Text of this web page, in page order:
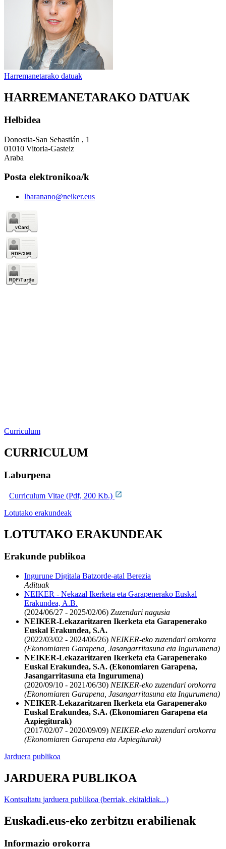
Harremanetarako datuak
HARREMANETARAKO DATUAK
Helbidea
Donostia-San Sebastián , 1
01010 Vitoria-Gasteiz
Araba
Posta elektronikoa/k
lbaranano@neiker.eus
Curriculum
CURRICULUM
Laburpena
Curriculum Vitae (Pdf, 200 Kb.)
Lotutako erakundeak
LOTUTAKO ERAKUNDEAK
Erakunde publikoa
Ingurune Digitala Batzorde-atal Berezia
Adituak
NEIKER - Nekazal Ikerketa eta Garapenerako Euskal
Erakundea, A.B.
(2024/06/27 - 2025/02/06) Zuzendari nagusia
NEIKER-Lekazaritzaren Ikerketa eta Garapenerako
Euskal Erakundea, S.A.
(2022/03/02 - 2024/06/26) NEIKER-eko zuzendari orokorra
(Ekonomiaren Garapena, Jasangarritasuna eta Ingurumena)
NEIKER-Lekazaritzaren Ikerketa eta Garapenerako
Euskal Erakundea, S.A. (Ekonomiaren Garapena,
Jasangarritasuna eta Ingurumena)
(2020/09/10 - 2021/06/30) NEIKER-eko zuzendari orokorra
(Ekonomiaren Garapena, Jasangarritasuna eta Ingurumena)
NEIKER-Lekazaritzaren Ikerketa eta Garapenerako
Euskal Erakundea, S.A. (Ekonomiaren Garapena eta
Azpiegiturak)
(2017/02/07 - 2020/09/09) NEIKER-eko zuzendari orokorra
(Ekonomiaren Garapena eta Azpiegiturak)
Jarduera publikoa
JARDUERA PUBLIKOA
Kontsultatu jarduera publikoa (berriak, ekitaldiak...)
Euskadi.eus-eko zerbitzu erabilienak
Informazio orokorra